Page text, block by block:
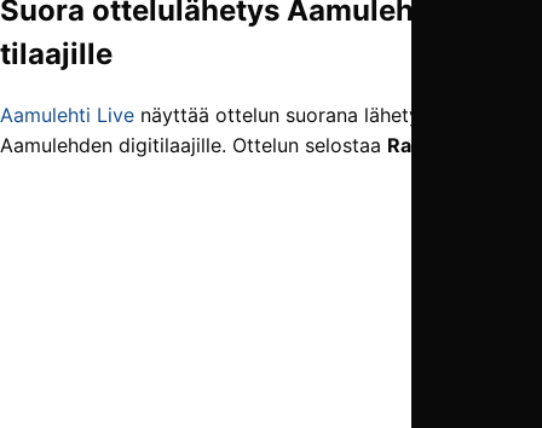
Suora ottelulähetys Aamulehden
tilaajille
Aamulehti Live näyttää ottelun suorana lähetyksenä
Aamulehden digitilaajille. Ottelun selostaa Rasmus Junila